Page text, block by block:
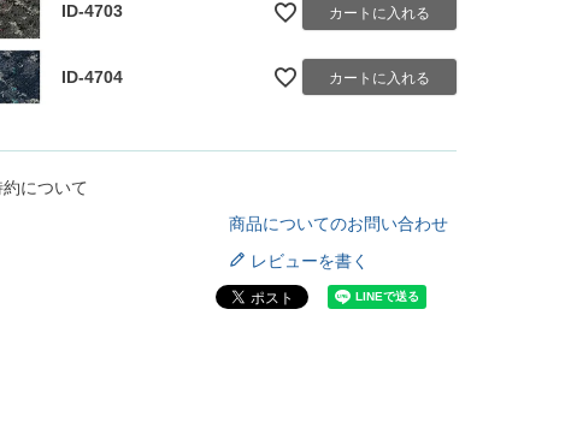
ID-4703 カートに入れる
ID-4704 カートに入れる
について
商品についてのお問い合わせ
レビューを書く